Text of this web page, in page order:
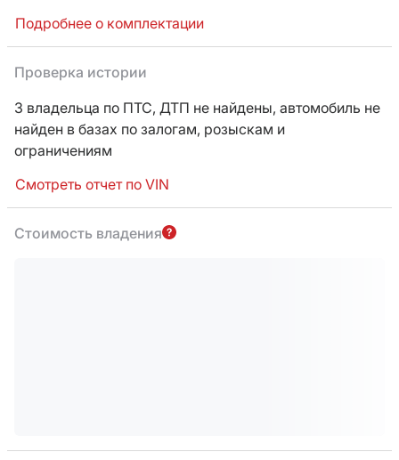
Подробнее о комплектации
Проверка истории
3 владельца по ПТС, ДТП не найдены, автомобиль не
найден в базах по залогам, розыскам и
ограничениям
Смотреть отчет по VIN
Стоимость владения